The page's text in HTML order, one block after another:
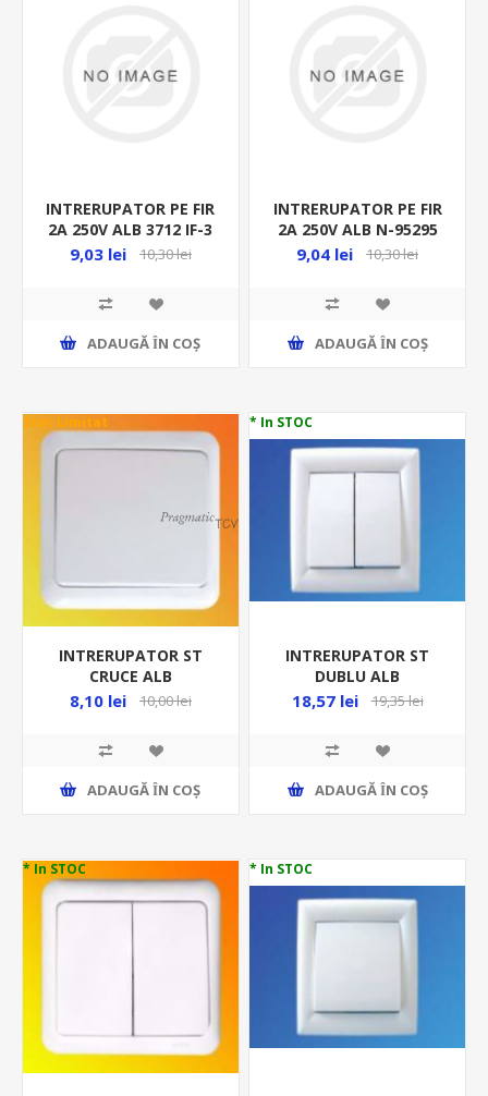
INTRERUPATOR PE FIR
2A 250V ALB 3712 IF-3
N-03712 41923
9,03 lei 10,30 lei
ADAUGĂ ȊN COŞ
INTRERUPATOR PE FIR
2A 250V ALB N-95295
02337
9,04 lei 10,30 lei
ADAUGĂ ȊN COŞ
Stoc Limitat
INTRERUPATOR ST
CRUCE ALB
STANDARD,IMBC 45914
8,10 lei 10,00 lei
ADAUGĂ ȊN COŞ
* In STOC
INTRERUPATOR ST
DUBLU ALB
ELEGANT,IMBD 45587
18,57 lei 19,35 lei
ADAUGĂ ȊN COŞ
* In STOC * In STOC